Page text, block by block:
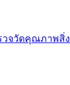
วจวัดคุณภาพสิ่